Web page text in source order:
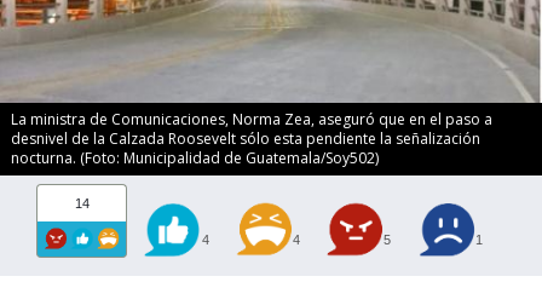
La ministra de Comunicaciones, Norma Zea, aseguró que en el paso a
desnivel de la Calzada Roosevelt sólo esta pendiente la señalización
nocturna. (Foto: Municipalidad de Guatemala/Soy502)
14
4 4 5 1